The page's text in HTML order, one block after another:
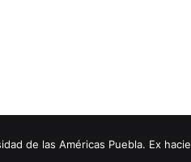
de las Américas Puebla. Ex